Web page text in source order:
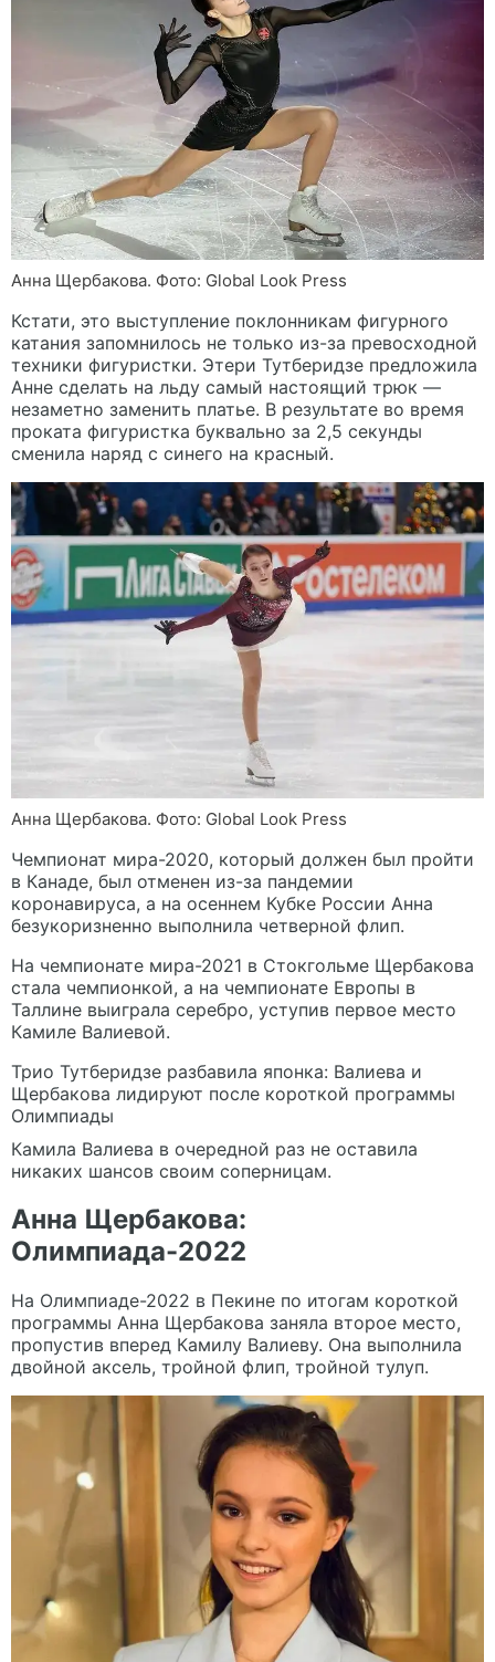
Анна Щербакова. Фото: Global Look Press
Кстати, это выступление поклонникам фигурного
катания запомнилось не только из-за превосходной
техники фигуристки. Этери Тутберидзе предложила
Анне сделать на льду самый настоящий трюк —
незаметно заменить платье. В результате во время
проката фигуристка буквально за 2,5 секунды
сменила наряд с синего на красный.
Анна Щербакова. Фото: Global Look Press
Чемпионат мира-2020, который должен был пройти
в Канаде, был отменен из-за пандемии
коронавируса, а на осеннем Кубке России Анна
безукоризненно выполнила четверной флип.
На чемпионате мира-2021 в Стокгольме Щербакова
стала чемпионкой, а на чемпионате Европы в
Таллине выиграла серебро, уступив первое место
Камиле Валиевой.
Трио Тутберидзе разбавила японка: Валиева и
Щербакова лидируют после короткой программы
Олимпиады
Камила Валиева в очередной раз не оставила
никаких шансов своим соперницам.
Анна Щербакова:
Олимпиада-2022
На Олимпиаде-2022 в Пекине по итогам короткой
программы Анна Щербакова заняла второе место,
пропустив вперед Камилу Валиеву. Она выполнила
двойной аксель, тройной флип, тройной тулуп.